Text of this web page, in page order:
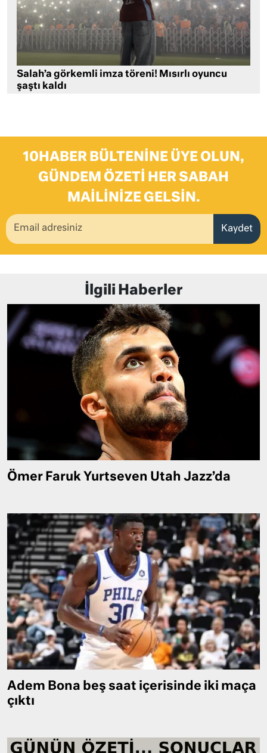
Salah’a görkemli imza töreni! Mısırlı oyuncu
şaştı kaldı
10HABER BÜLTENINE ÜYE OLUN,
GÜNDEM ÖZETI HER SABAH
MAILINIZE GELSIN.
Kaydet
İlgili Haberler
Ömer Faruk Yurtseven Utah Jazz’da
Adem Bona beş saat içerisinde iki maça
çıktı